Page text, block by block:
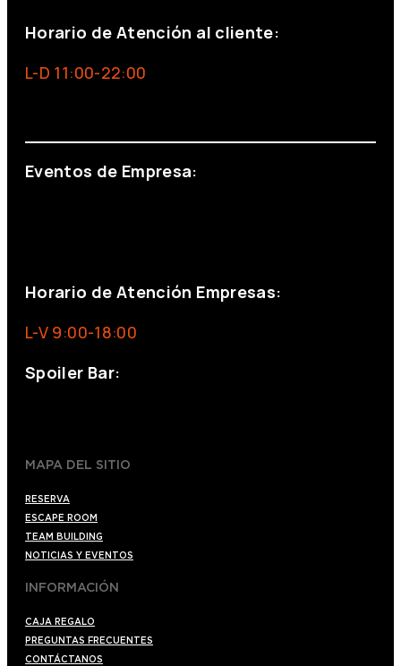
Horario de Atención al cliente:
L-D 11:00-22:00
Eventos de Empresa:
Horario de Atención Empresas:
L-V 9:00-18:00
Spoiler Bar:
MAPA DEL SITIO
RESERVA
ESCAPE ROOM
TEAM BUILDING
NOTICIAS Y EVENTOS
INFORMACIÓN
CAJA REGALO
PREGUNTAS FRECUENTES
CONTÁCTANOS